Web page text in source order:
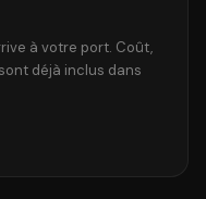
à votre port. Coût,
déjà inclus dans